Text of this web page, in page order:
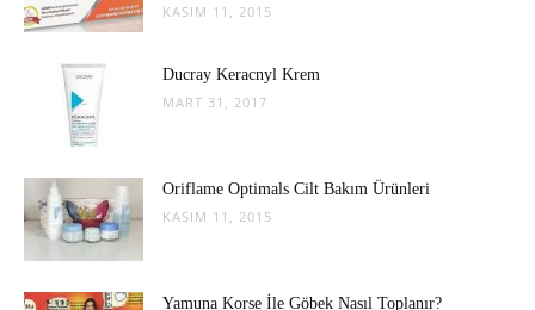
KASIM 11, 2015
Ducray Keracnyl Krem
MART 31, 2017
Oriflame Optimals Cilt Bakım Ürünleri
KASIM 11, 2015
Yamuna Korse İle Göbek Nasıl Toplanır?